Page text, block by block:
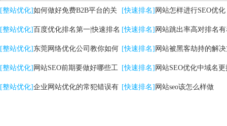
[整站优化]如何做好免费B2B平台的关
键词优化推广
[整站优化]百度优化排名第一|快速排名
关键词|自然排名优化
[整站优化] 东莞网络优化公司教你如何
提升网站转化率
[整站优化] 网站SEO前期要做好哪些工
作
[整站优化]企业网站优化的常犯错误有
[快速排名] 网站怎样进行SEO优化
[快速排名] 网站跳出率高对排名
高的影响
[快速排名] 网站被黑客劫持的解
[快速排名] 网站SEO优化中域名
点
[快速排名] 网站seo该怎么样做